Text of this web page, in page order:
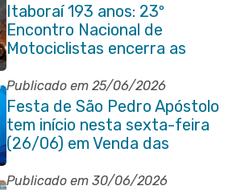
Itaboraí 193 anos: 23º
Encontro Nacional de
Motociclistas encerra as
comemorações do
aniversário da cidade
Publicado em 25/06/2026
Festa de São Pedro Apóstolo
tem início nesta sexta-feira
(26/06) em Venda das
Pedras
Publicado em 30/06/2026